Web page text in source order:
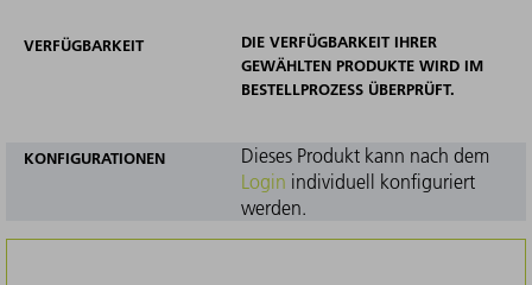
VERFÜGBARKEIT
DIE VERFÜGBARKEIT IHRER
GEWÄHLTEN PRODUKTE WIRD IM
BESTELLPROZESS ÜBERPRÜFT.
KONFIGURATIONEN
Dieses Produkt kann nach dem
Login individuell konfiguriert
werden.